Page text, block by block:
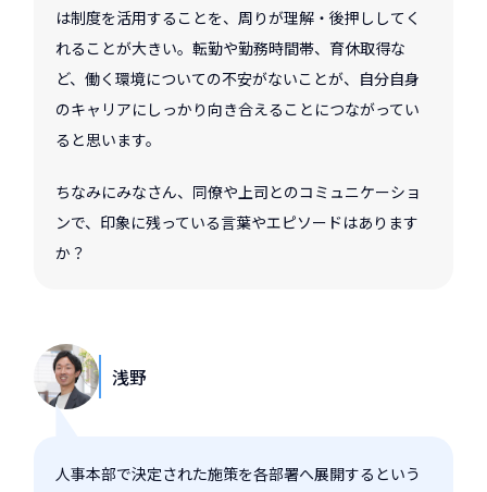
は制度を活用することを、周りが理解・後押ししてく
れることが大きい。転勤や勤務時間帯、育休取得な
ど、働く環境についての不安がないことが、自分自身
のキャリアにしっかり向き合えることにつながってい
ると思います。
ちなみにみなさん、同僚や上司とのコミュニケーショ
ンで、印象に残っている言葉やエピソードはあります
か？
浅野
人事本部で決定された施策を各部署へ展開するという